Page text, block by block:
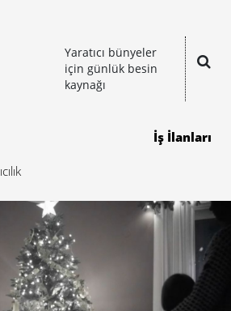
Yaratıcı bünyeler
için günlük besin
kaynağı
İş İlanları